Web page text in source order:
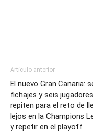
Artículo anterior
El nuevo Gran Canaria:
fichajes y seis
repiten para el reto de
lejos en la Champions
y repetir en el playoff